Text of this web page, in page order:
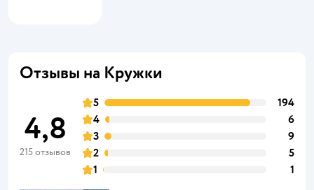
Отзывы на Кружки
4,8
215 отзывов
5
194
4
6
3
9
2
5
1
1